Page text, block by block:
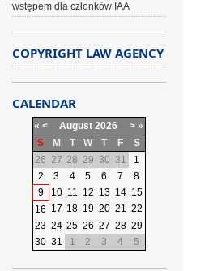
wstępem dla członków IAA
COPYRIGHT LAW AGENCY
CALENDAR
« < August 2026 > »
S
M T W T F
S
26 27 28 29 30 31
1
2
3 4 5 6 7
8
9
10 11 12 13 14 15
16 17 18 19 20 21 22
23 24 25 26 27 28 29
30 31 1 2 3 4 5